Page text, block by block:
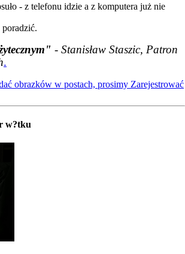
- z telefonu idzie a z komputera już nie
poradzić.
- Stanisław Staszic, Patron
.
obrazków w postach, prosimy Zarejestrować